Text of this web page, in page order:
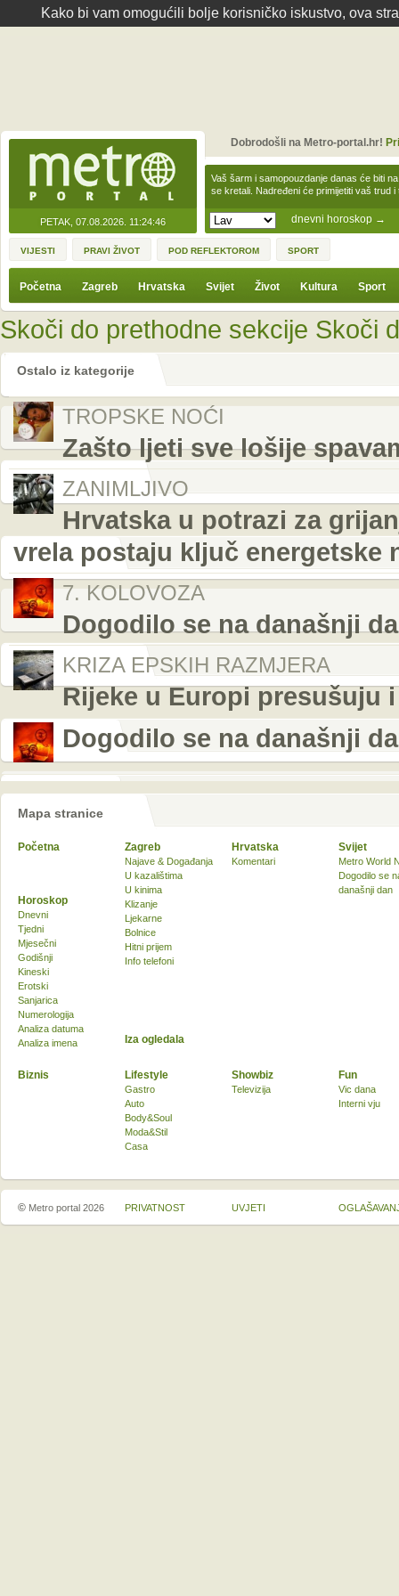
Kako bi vam omogućili bolje korisničko iskustvo, ova
PETAK, 07.08.2026. 11:24:46 dnevni horoskop →
Vaš šarm i samopouzdanje danas će biti
se kretali. Nadređeni će primijetiti vaš trud
Dobrodošli na Metro-portal.hr!
VIJESTI PRAVI ŽIVOT POD REFLEKTOROM SPORT
Početna Zagreb Hrvatska Svijet Život Kultura Sport
Skoči do prethodne sekcije Skoči
Ostalo iz kategorije
TROPSKE NOĆI
Zašto ljeti sve lošije
ZANIMLJIVO
Hrvatska u potrazi za
vrela postaju ključ energetske
7. KOLOVOZA
Dogodilo se na današnji
KRIZA EPSKIH RAZMJERA
Rijeke u Europi presušuju
Dogodilo se na današnji
Mapa stranice
Početna Zagreb
Najave & Događanja
U kazalištima
U kinima
Klizanje
Ljekarne
Bolnice
Hitni prijem
Info telefoni
Hrvatska
Komentari
Svijet
Metro World
Dogodilo se
današnji dan
Biznis Lifestyle
Gastro
Auto
Body&Soul
Moda&Stil
Casa
Showbiz
Televizija
Fun
Vic dana
Interni vju
Horoskop
Dnevni
Tjedni
Mjesečni
Godišnji
Kineski
Erotski
Sanjarica
Numerologija
Analiza datuma
Analiza imena
Iza ogledala
© Metro portal 2026 PRIVATNOST UVJETI